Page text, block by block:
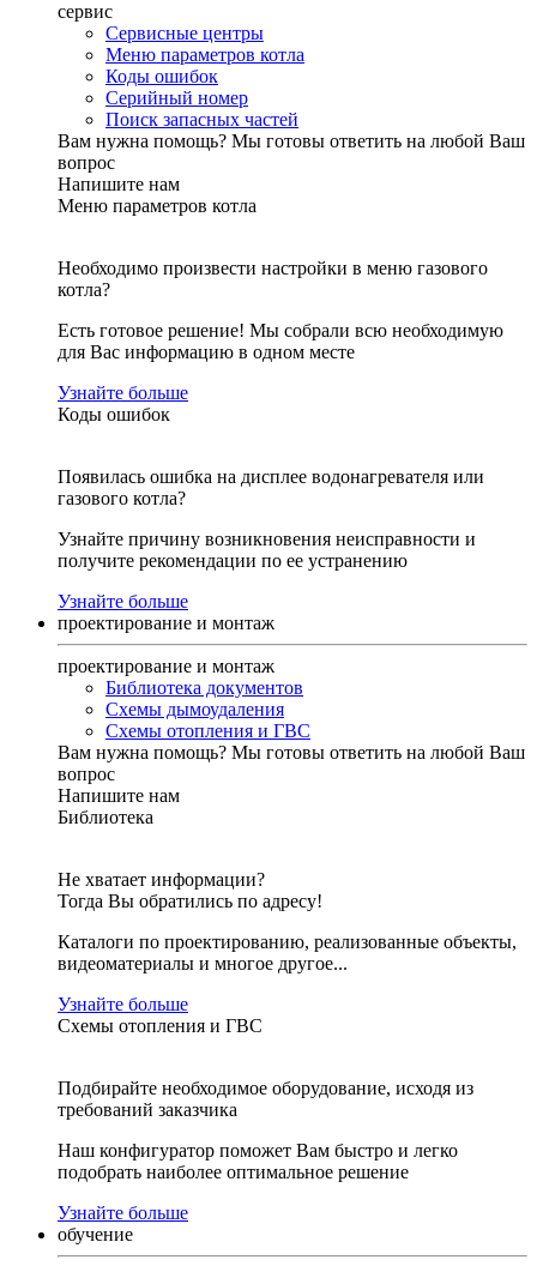
сервис
Сервисные центры
Меню параметров котла
Коды ошибок
Серийный номер
Поиск запасных частей
Вам нужна помощь? Мы готовы ответить на любой Ваш
вопрос
Напишите нам
Меню параметров котла
Необходимо произвести настройки в меню газового
котла?
Есть готовое решение! Мы собрали всю необходимую
для Вас информацию в одном месте
Узнайте больше
Коды ошибок
Появилась ошибка на дисплее водонагревателя или
газового котла?
Узнайте причину возникновения неисправности и
получите рекомендации по ее устранению
Узнайте больше
проектирование и монтаж
проектирование и монтаж
Библиотека документов
Схемы дымоудаления
Схемы отопления и ГВС
Вам нужна помощь? Мы готовы ответить на любой Ваш
вопрос
Напишите нам
Библиотека
Не хватает информации?
Тогда Вы обратились по адресу!
Каталоги по проектированию, реализованные объекты,
видеоматериалы и многое другое...
Узнайте больше
Схемы отопления и ГВС
Подбирайте необходимое оборудование, исходя из
требований заказчика
Наш конфигуратор поможет Вам быстро и легко
подобрать наиболее оптимальное решение
Узнайте больше
обучение